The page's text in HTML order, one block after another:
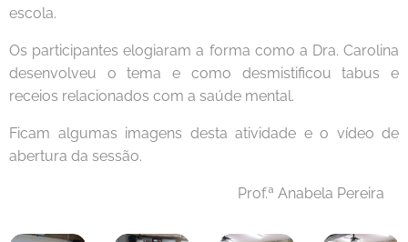
escola.
Os participantes elogiaram a forma como a Dra. Carolina
desenvolveu o tema e como desmistificou tabus e
receios relacionados com a saúde mental.
Ficam algumas imagens desta atividade e o vídeo de
abertura da sessão.
Prof.ª Anabela Pereira